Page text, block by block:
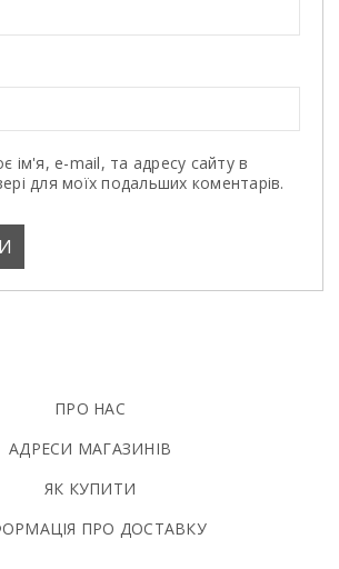
ім'я, e-mail, та адресу сайту в
для моїх подальших коментарів.
ПРО НАС
АДРЕСИ МАГАЗИНІВ
ЯК КУПИТИ
ПРО ДОСТАВКУ